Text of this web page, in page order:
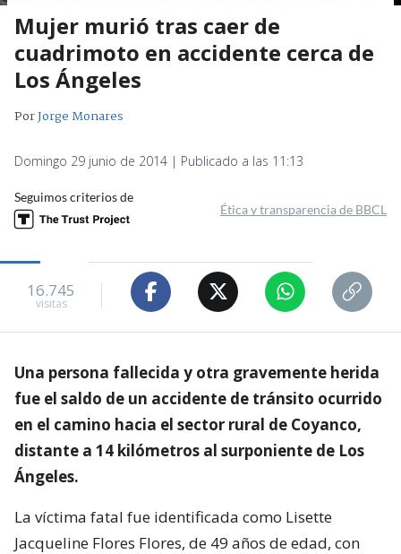
Mujer murió tras caer de
cuadrimoto en accidente cerca de
Los Ángeles
PorJorge Monares
Domingo 29 junio de 2014 | Publicado a las 11:13
Seguimos criterios de
Ética y transparencia de BBCL
16.745
visitas
Una persona fallecida y otra gravemente herida
fue el saldo de un accidente de tránsito ocurrido
en el camino hacia el sector rural de Coyanco,
distante a 14 kilómetros al surponiente de Los
Ángeles.
La víctima fatal fue identificada como Lisette
Jacqueline Flores Flores, de 49 años de edad, con